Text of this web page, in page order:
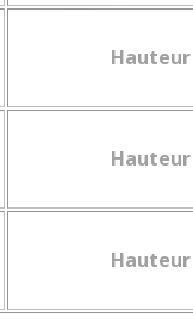
Hauteur
Hauteur
Hauteur